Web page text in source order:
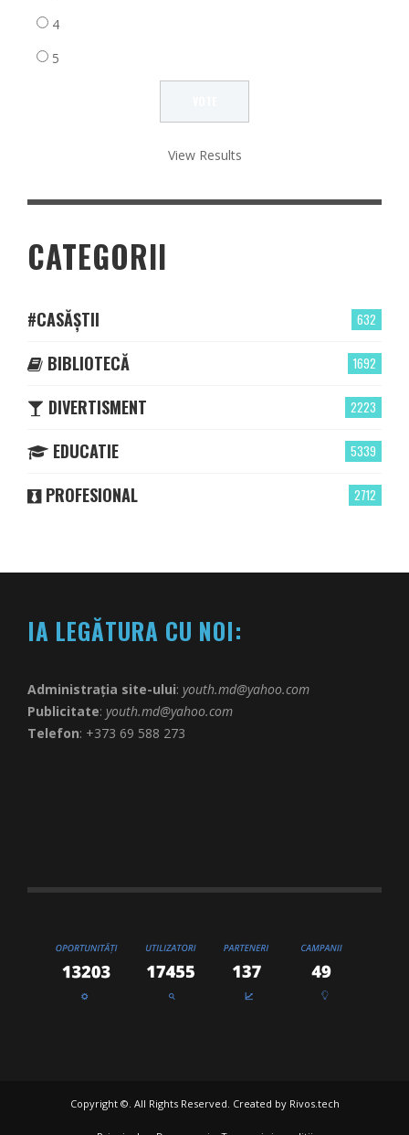
4
5
View Results
CATEGORII
632
#CASĂȘTII
1692
BIBLIOTECĂ
2223
DIVERTISMENT
5339
EDUCATIE
2712
PROFESIONAL
IA LEGĂTURA CU NOI:
Administrația site-ului: youth.md@yahoo.com
Publicitate: youth.md@yahoo.com
Telefon: +373 69 588 273
Copyright ©. All Rights Reserved. Created by Rivos.tech